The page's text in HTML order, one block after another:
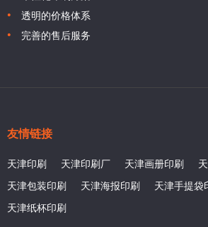
透明的价格体系
完善的售后服务
友情链接
天津印刷 天津印刷厂 天津画册印刷
天津包装印刷
天津海报印刷
天津手提袋
天津纸杯印刷